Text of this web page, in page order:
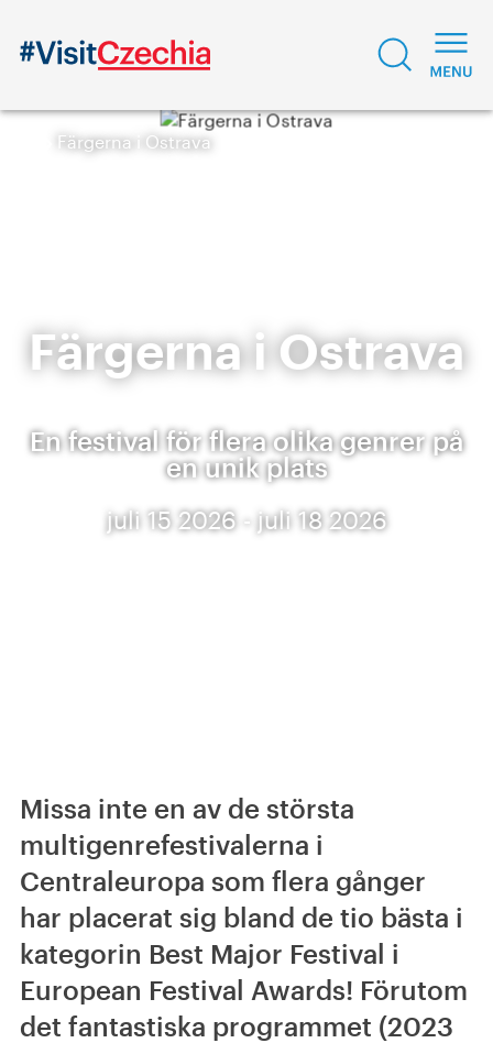
Färgerna i Ostrava
Färgerna i Ostrava
En festival för flera olika genrer på
en unik plats
juli 15 2026 - juli 18 2026
Missa inte en av de största
multigenrefestivalerna i
Centraleuropa som flera gånger
har placerat sig bland de tio bästa i
kategorin Best Major Festival i
European Festival Awards! Förutom
det fantastiska programmet (2023